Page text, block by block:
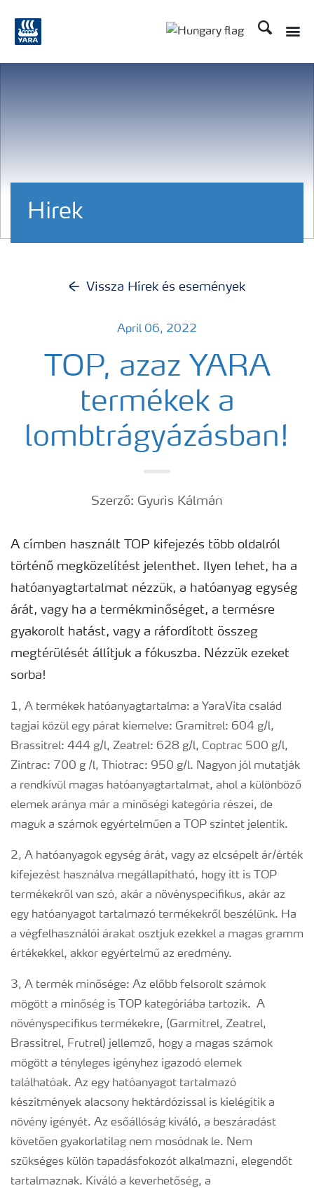
Keresés
Hirek
Vissza Hírek és események
April 06, 2022
TOP, azaz YARA
termékek a
lombtrágyázásban!
Szerző: Gyuris Kálmán
A címben használt TOP kifejezés több oldalról
történő megközelítést jelenthet. Ilyen lehet, ha a
hatóanyagtartalmat nézzük, a hatóanyag egység
árát, vagy ha a termékminőséget, a termésre
gyakorolt hatást, vagy a ráfordított összeg
megtérülését állítjuk a fókuszba. Nézzük ezeket
sorba!
1, A termékek hatóanyagtartalma: a YaraVita család
tagjai közül egy párat kiemelve: Gramitrel: 604 g/l,
Brassitrel: 444 g/l, Zeatrel: 628 g/l, Coptrac 500 g/l,
Zintrac: 700 g /l, Thiotrac: 950 g/l. Nagyon jól mutatják
a rendkívül magas hatóanyagtartalmat, ahol a különböző
elemek aránya már a minőségi kategória részei, de
maguk a számok egyértelműen a TOP szintet jelentik.
2, A hatóanyagok egység árát, vagy az elcsépelt ár/érték
kifejezést használva megállapítható, hogy itt is TOP
termékekről van szó, akár a növényspecifikus, akár az
egy hatóanyagot tartalmazó termékekről beszélünk. Ha
a végfelhasználói árakat osztjuk ezekkel a magas gramm
értékekkel, akkor egyértelmű az eredmény.
3, A termék minősége: Az előbb felsorolt számok
mögött a minőség is TOP kategóriába tartozik. A
növényspecifikus termékekre, (Garmitrel, Zeatrel,
Brassitrel, Frutrel) jellemző, hogy a magas számok
mögött a tényleges igényhez igazodó elemek
találhatóak. Az egy hatóanyagot tartalmazó
készítmények alacsony hektárdózissal is kielégítik a
növény igényét. Az esőállóság kiváló, a beszáradást
követően gyakorlatilag nem mosódnak le. Nem
szükséges külön tapadásfokozót alkalmazni, elegendőt
tartalmaznak. Kiváló a keverhetőség, a